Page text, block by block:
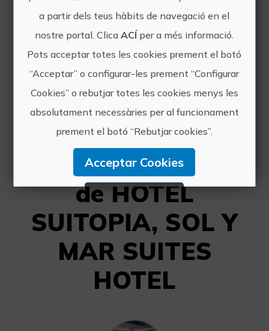
https://suitopiahotel.com/
965 831 762
Altres experiències
de HOTEL
SUITOPIA, SOL Y
MAR SUITES
HOTEL
a partir dels teus hàbits de navegació en el
nostre portal. ClicaACÍper a més informació.
Pots acceptar totes les cookies prement el botó
“Acceptar” o configurar-les prement “Configurar
Cookies” o rebutjar totes les cookies menys les
absolutament necessàries per al funcionament
prement el botó “Rebutjar cookies”.
Acceptar Cookies
Rebutjar Cookies
Configurar Cookies
Més informació